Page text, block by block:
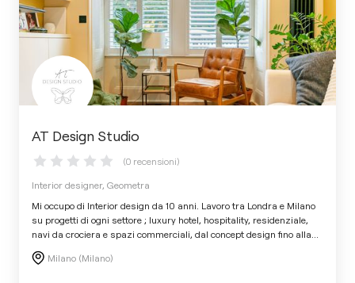
AT Design Studio
(0 recensioni)
Interior designer, Geometra
Mi occupo di Interior design da 10 anni. Lavoro tra Londra e Milano
su progetti di ogni settore ; luxury hotel, hospitality, residenziale,
navi da crociera e spazi commerciali, dal concept design fino alla
Milano (Milano)